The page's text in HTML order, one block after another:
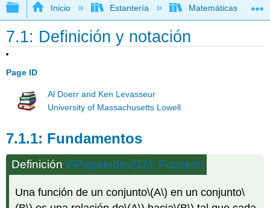
Expandir/contraer jerarquía global
Inicio Estantería Matemáticas
7.1: Definición y notación
Page ID
Al Doerr and Ken Levasseur
University of Massachusetts Lowell
Fundamentos
Definición\(\PageIndex{1}\): Function
Una función de un conjunto\(A\) en un conjunto\